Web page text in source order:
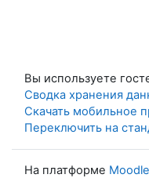
Вы используете
Сводка хранения
Скачать мобильное
Переключить на
На платформе Moodle